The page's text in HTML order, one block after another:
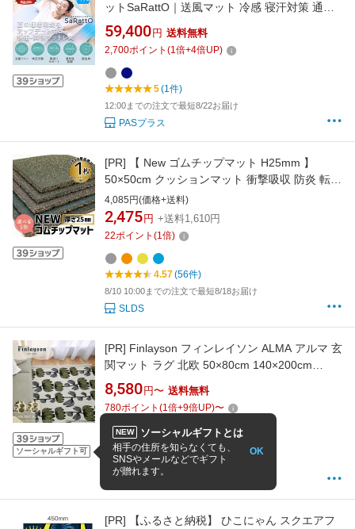
ットSaRattO｜送風マット 冷感 寝汗対策 通気
性 蒸れ対策 夏用 快眠マット ベッドマット 敷き
パッド 省エネ 日本製
59,400 円 送料無料
2,700ポイント (1倍+4倍UP)
5(1件)
12:00までの注文で最短8/22お届け
PASプラス
[PR]
【 New ゴムチップマット H25mm 】
50×50cm クッションマット 衝撃吸収 防炎 転倒
防止 防音 マット 丈夫 キッチン 台所 ペット 犬
滑らない 介護 転倒 防止 ジョイントマット 床保
護 バルコニー 防振 室内 安全 足 膝 腰 トレーニ
4,085円(価格+送料)
2,475 円 +送料1,610円
22ポイント (1倍)
4.57(56件)
8/10 10:00までの注文で最短8/18お届け
SLDS
ソーシャルギフト可
[PR] Finlayson フィンレイソン ALMA アルマ 玄
関マット ラグ 北欧 50×80cm 140×200cm
200×200cm 200×250cm モダン ベルギー製 ゴ
ブラン織 花柄 大人かわいい 軽量 輸入マット 韓
国風インテリア 韓国風マット 人気 おすすめ ギ
フト
8,580 円〜 送料無料
780ポイント (1倍+9倍UP)〜
5(1件)
8/17 12:00までの注文で最短8/21お届け
[PR]
【ふるさと納税】 ひこにゃん スクエアフ
NEW ソーシャルギフトとは
相手の住所を知らなくても、
SNSやメールなどでギフト
が贈れます。
OK